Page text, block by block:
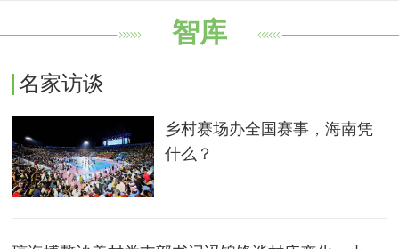
智库
名家访谈
乡村赛场办全国赛事，海南凭
什么？